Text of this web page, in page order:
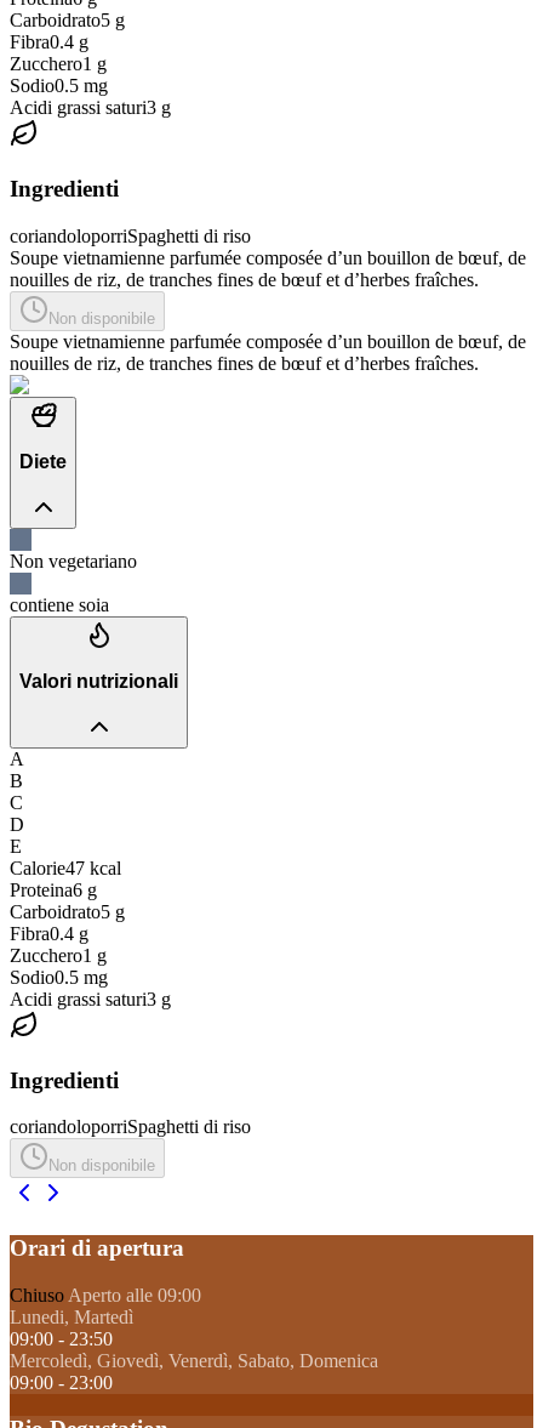
Carboidrato5 g
Fibra0.4 g
Zucchero1 g
Sodio0.5 mg
Acidi grassi saturi3 g
Ingredienti
coriandoloporriSpaghetti di riso
Soupe vietnamienne parfumée composée d’un bouillon de bœuf, de
nouilles de riz, de tranches fines de bœuf et d’herbes fraîches.
Non disponibile
Soupe vietnamienne parfumée composée d’un bouillon de bœuf, de
nouilles de riz, de tranches fines de bœuf et d’herbes fraîches.
Diete
Non vegetariano
contiene soia
Valori nutrizionali
A
B
C
D
E
Calorie47 kcal
Proteina6 g
Carboidrato5 g
Fibra0.4 g
Zucchero1 g
Sodio0.5 mg
Acidi grassi saturi3 g
Ingredienti
coriandoloporriSpaghetti di riso
Non disponibile
Orari di apertura
Chiuso Aperto alle 09:00
Lunedi, Martedì
09:00 - 23:50
Mercoledì, Giovedì, Venerdì, Sabato, Domenica
09:00 - 23:00